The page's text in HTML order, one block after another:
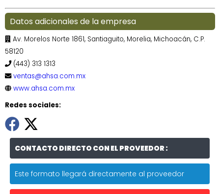
Datos adicionales de la empresa
Av. Morelos Norte 1861, Santiaguito, Morelia, Michoacán, C.P.
58120
(443) 313 1313
ventas@ahsa.com.mx
www.ahsa.com.mx
Redes sociales:
CONTACTO DIRECTO CON EL PROVEEDOR :
Este formato llegará directamente al proveedor